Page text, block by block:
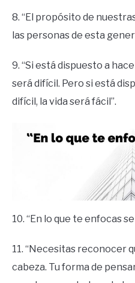
8. “El propósito de
las personas de esta
9. “Si está dispuesto a
será difícil. Pero si está
difícil, la vida será fácil”.
10. “En lo que te enfocas
11. “Necesitas reconocer
cabeza. Tu forma de